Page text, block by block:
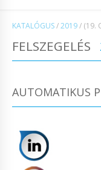
KATALÓGUS/2019/ (19.
FELSZEGELÉS
AUTOMATIKUS